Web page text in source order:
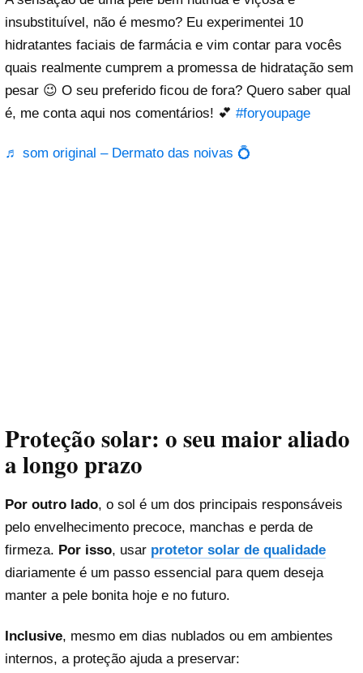
insubstituível, não é mesmo? Eu experimentei 10
hidratantes faciais de farmácia e vim contar para vocês
quais realmente cumprem a promessa de hidratação sem
pesar 😉 O seu preferido ficou de fora? Quero saber qual
é, me conta aqui nos comentários! 💕 #foryoupage
♬ som original – Dermato das noivas 💍
Proteção solar: o seu maior aliado
a longo prazo
Por outro lado, o sol é um dos principais responsáveis
pelo envelhecimento precoce, manchas e perda de
firmeza. Por isso, usar protetor solar de qualidade
diariamente é um passo essencial para quem deseja
manter a pele bonita hoje e no futuro.
Inclusive, mesmo em dias nublados ou em ambientes
internos, a proteção ajuda a preservar: